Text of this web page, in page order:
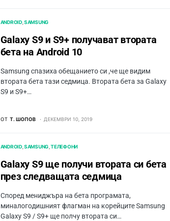
ANDROID SAMSUNG
Galaxy S9 и S9+ получават втората
бета на Android 10
Samsung спазиха обещанието си ,че ще видим
втората бета тази седмица. Втората бета за Galaxy
S9 и S9+…
ОТ Т. ШОПОВ ДЕКЕМВРИ 10, 2019
ANDROID SAMSUNG ТЕЛЕФОНИ
Galaxy S9 ще получи втората си бета
през следващата седмица
Според мениджъра на бета програмата,
миналогодишният флагман на корейците Samsung
Galaxy S9 / S9+ ще полчу втората си…